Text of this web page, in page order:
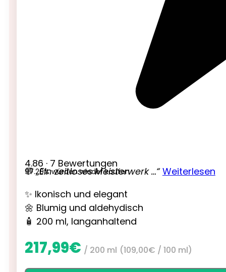
4.86 · 7 Bewertungen
97.20% würden wieder kaufen
💬 „Ein zeitloses Meisterwerk …“ Weiterlesen
✨ Ikonisch und elegant
🌼 Blumig und aldehydisch
🧴 200 ml, langanhaltend
217,99€ / 200 ml (109,00€ / 100 ml)